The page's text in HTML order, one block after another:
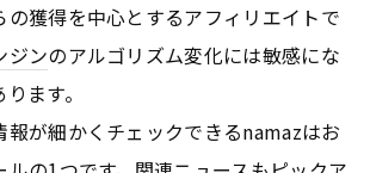
の獲得を中心とするアフィリエイトで
ジンのアルゴリズム変化には敏感にな
ます。
報が細かくチェックできるnamazはお